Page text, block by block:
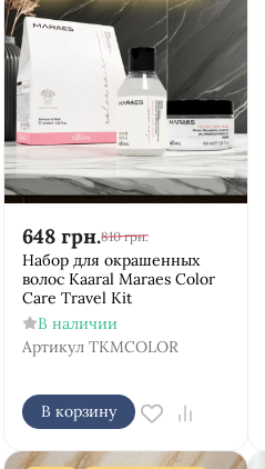
648 грн.810 грн.
Набор для окрашенных
волос Kaaral Maraes Color
Care Travel Kit
В наличии
Артикул TKMCOLOR
В корзину